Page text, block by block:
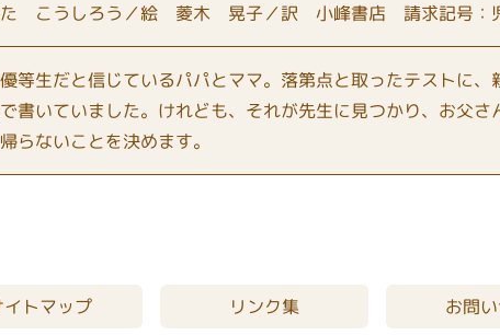
こうしろう／絵 菱木 晃子／訳 小峰書店 請求記号：
等生だと信じているパパとママ。落第点と取ったテストに、
書いていました。けれども、それが先生に見つかり、お父
らないことを決めます。
イトマップ リンク集 お問